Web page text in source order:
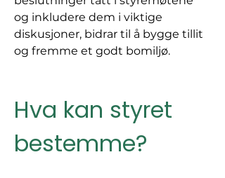
og inkludere dem i viktige
diskusjoner, bidrar til å bygge tillit
og fremme et godt bomiljø.
Hva kan styret
bestemme?